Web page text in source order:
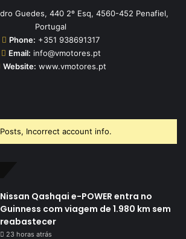
Guedes, 440 2º Esq, 4560-452 Penafiel,
Portugal
Phone: +351 938691317
Email: info@vmotores.pt
Website: www.vmotores.pt
Incorrect account info.
Nissan Qashqai e-POWER entra no
Guinness com viagem de 1.980 km sem
reabastecer
23 horas atrás